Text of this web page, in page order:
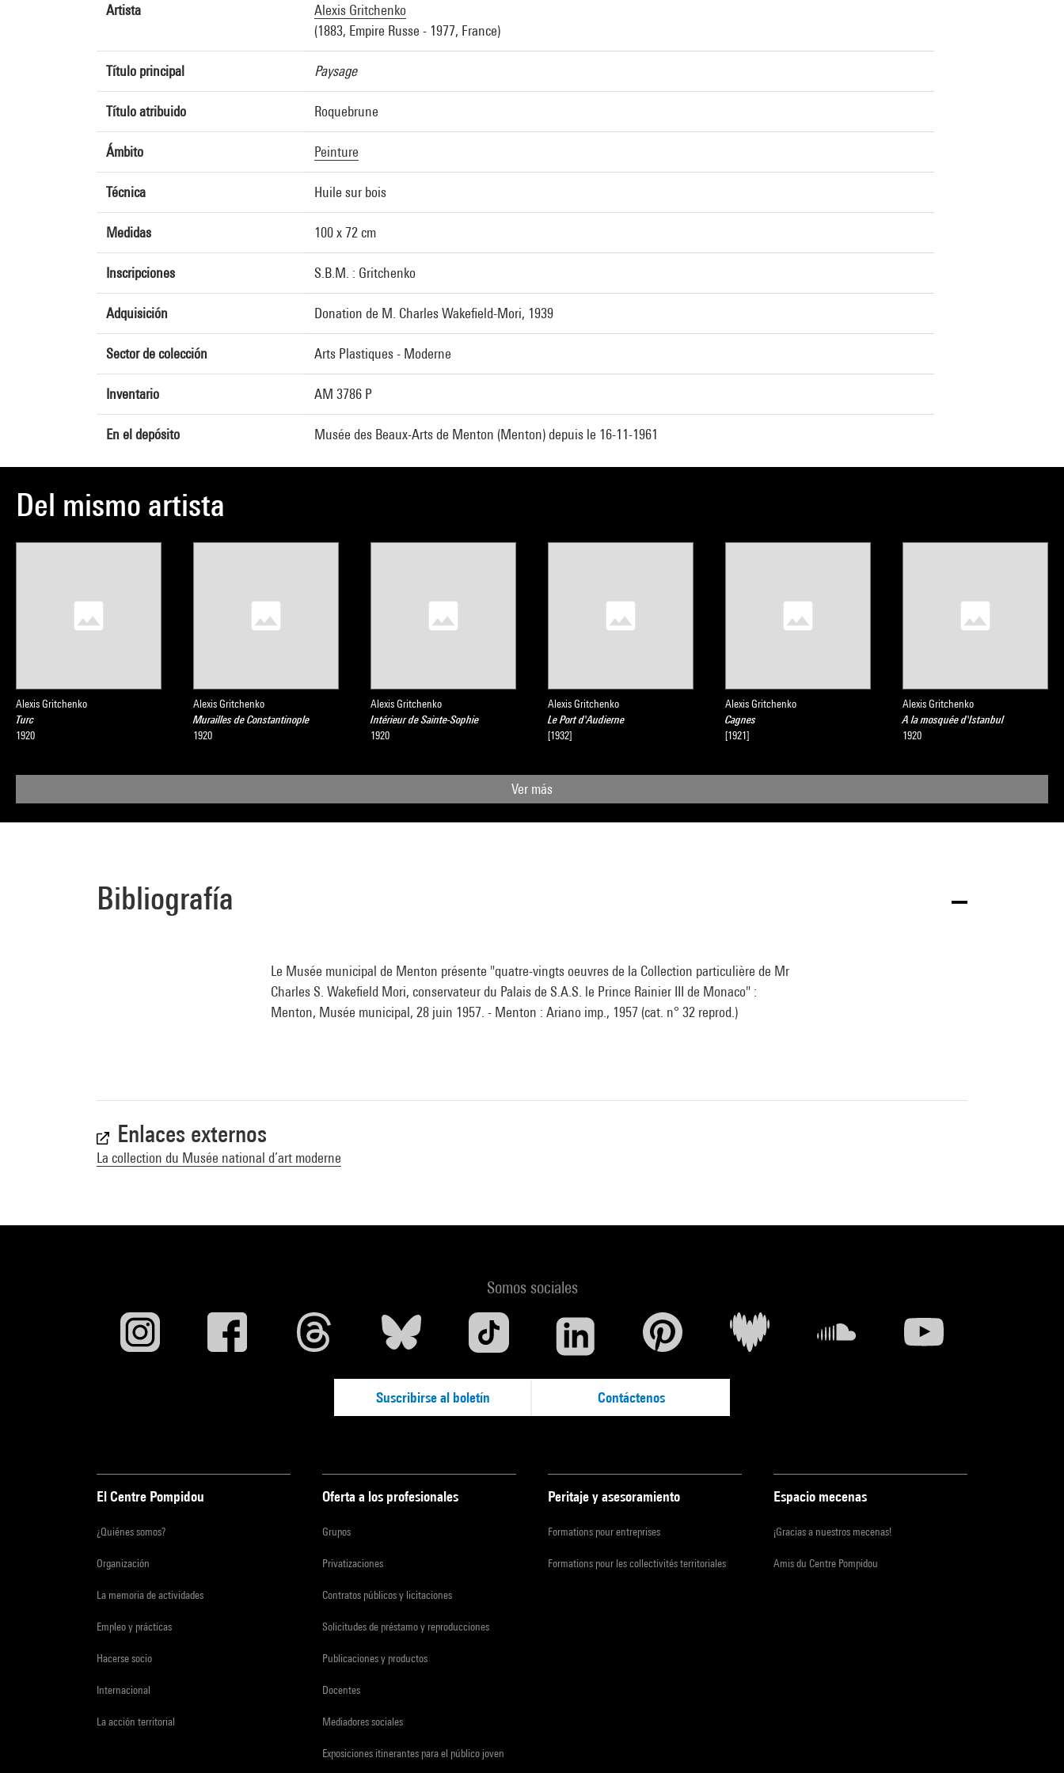
Artista
Alexis Gritchenko
(1883, Empire Russe - 1977, France)
Título principal Paysage
Título atribuido Roquebrune
Ámbito Peinture
Técnica Huile sur bois
Medidas 100 x 72 cm
Inscripciones S.B.M. : Gritchenko
Adquisición Donation de M. Charles Wakefield-Mori, 1939
Sector de colección Arts Plastiques - Moderne
Inventario AM 3786 P
En el depósito Musée des Beaux-Arts de Menton (Menton) depuis le 16-11-1961
Del mismo artista
Alexis Gritchenko
Turc
1920
Alexis Gritchenko
Murailles de Constantinople
1920
Alexis Gritchenko
Intérieur de Sainte-Sophie
1920
Alexis Gritchenko
Le Port d'Audierne
[1932]
Alexis Gritchenko
Cagnes
[1921]
Alexis Gritchenko
A la mosquée d'Istanbul
1920
Ver más
Bibliografía
Le Musée municipal de Menton présente "quatre-vingts oeuvres de la Collection particulière de Mr
Charles S. Wakefield Mori, conservateur du Palais de S.A.S. le Prince Rainier III de Monaco" :
Menton, Musée municipal, 28 juin 1957. - Menton : Ariano imp., 1957 (cat. n° 32 reprod.)
Enlaces externos
La collection du Musée national d’art moderne
Somos sociales
Suscribirse al boletín Contáctenos
El Centre Pompidou
¿Quiénes somos?
Organización
La memoria de actividades
Empleo y prácticas
Hacerse socio
Internacional
La acción territorial
Oferta a los profesionales
Grupos
Privatizaciones
Contratos públicos y licitaciones
Solicitudes de préstamo y reproducciones
Publicaciones y productos
Docentes
Mediadores sociales
Exposiciones itinerantes para el público joven
Peritaje y asesoramiento
Formations pour entreprises
Formations pour les collectivités territoriales
Espacio mecenas
¡Gracias a nuestros mecenas!
Amis du Centre Pompidou